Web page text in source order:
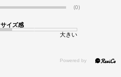
(0)
サイズ感
大きい